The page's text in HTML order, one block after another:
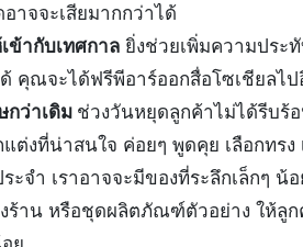
าจจะเสียมากกว่าได้
ข้ากับเทศกาล ยิ่งช่วยเพิ่มความประ
คุณจะได้ฟรีพีอาร์ออกสื่อโซเชียลไป
กว่าเดิม ช่วงวันหยุดลูกค้าไม่ได้รีบร้
ต่งที่น่าสนใจ ค่อยๆ พูดคุย เลือกทร
ะจำ เราอาจจะมีของที่ระลึกเล็กๆ
ร้าน หรือชุดผลิตภัณฑ์ตัวอย่าง ให้ลูก